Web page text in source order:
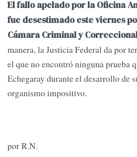
El fallo apelado por la Oficina
fue desestimado este viernes
Cámara Criminal y
manera, la Justicia Federal da por
el que no encontró ninguna prueba
Echegaray durante el desarrollo de
organismo impositivo.
por R.N.